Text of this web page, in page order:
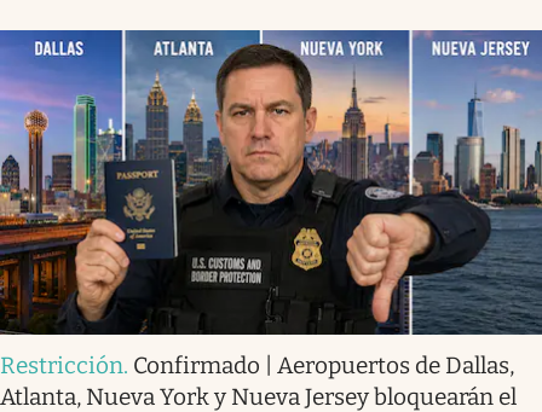
Restricción. Confirmado | Aeropuertos de Dallas,
Atlanta, Nueva York y Nueva Jersey bloquearán el